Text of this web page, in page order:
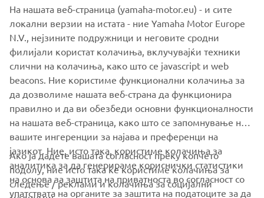
Interfaces your engine data directly to a compatible multi-
function display, then adds remote control to the mix for
extra convenience. All the info, zero hassle.
FIND YOUR NEAREST DEALER
CORPORATE
На нашата веб-страница (yamaha-motor.eu) - и сите
локални верзии на истата - ние Yamaha Motor Europe
N.V., нејзините подружници и неговите сродни
филијали користат колачиња, вклучувајќи техники
слични на колачиња, како што се javascript и web
beacons. Ние користиме функционални колачиња за
да дозволиме нашата веб-страна да функционира
правилно и да ви обезбеди основни функционалности
на нашата веб-страница, како што се запомнување на
вашите ингеренции за најава и преференци на
јазикот. Ние, исто така, користиме колачиња за
аналитика за да генерираме кориснички статистики
на основа за заштита на приватноста во согласност со
упатствата на органите за заштита на податоците за да
Ако ја дадете вашата согласност преку копчето
подолу, ние исто така ќе користиме колачиња за
следење / реклами и колачиња за социјални
медиуми: